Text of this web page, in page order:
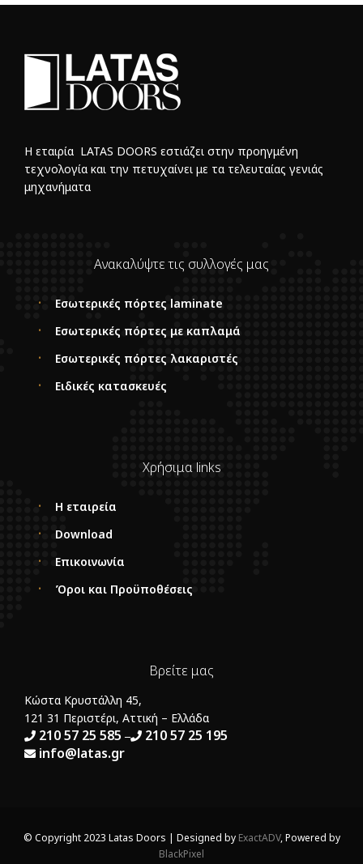
Η εταιρία LATAS DOORS εστιάζει στην προηγμένη
τεχνολογία και την πετυχαίνει με τα τελευταίας γενιάς
μηχανήματα
Ανακαλύψτε τις συλλογές μας
Εσωτερικές πόρτες laminate
Εσωτερικές πόρτες με καπλαμά
Εσωτερικές πόρτες λακαριστές
Ειδικές κατασκευές
Χρήσιμα links
Η εταιρεία
Download
Επικοινωνία
Όροι και Προϋποθέσεις
Βρείτε μας
Κώστα Κρυστάλλη 45,
121 31 Περιστέρι, Αττική – Ελλάδα
210 57 25 585 –
210 57 25 195
info@latas.gr
© Copyright 2023 Latas Doors | Designed by ExactADV, Powered by
BlackPixel